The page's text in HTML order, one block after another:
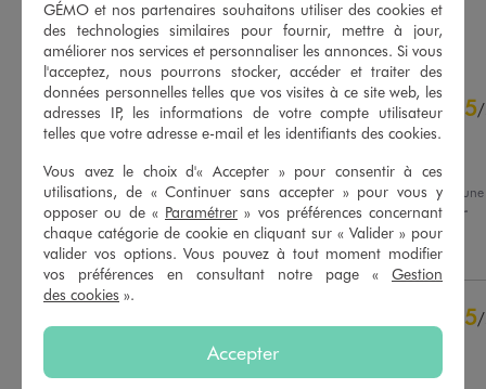
AJOUTERAU PANIER AJOUTERAU PANIER
4.8/5
Basé sur48 avis soumis à un
contrôle
Voir tous les avis sur ce site
5étoiles
0
5/
Avis vérifié et récompensé
Avis du 16/03/2026 , suite à
03/03/2026 parMessaouda L.
Utile Signaler
5/
Avis vérifié et récompensé
GÉMO et nos partenaires souhaitons utiliser des cookies et
des technologies similaires pour fournir, mettre à jour,
améliorer nos services et personnaliser les annonces. Si vous
l'acceptez, nous pourrons stocker, accéder et traiter des
données personnelles telles que vos visites à ce site web, les
adresses IP, les informations de votre compte utilisateur
telles que votre adresse e-mail et les identifiants des cookies.
Vous avez le choix d'« Accepter » pour consentir à ces
utilisations, de « Continuer sans accepter » pour vous y
opposer ou de « Paramétrer » vos préférences concernant
chaque catégorie de cookie en cliquant sur « Valider » pour
valider vos options. Vous pouvez à tout moment modifier
vos préférences en consultant notre page « Gestion
des cookies ».
Accepter